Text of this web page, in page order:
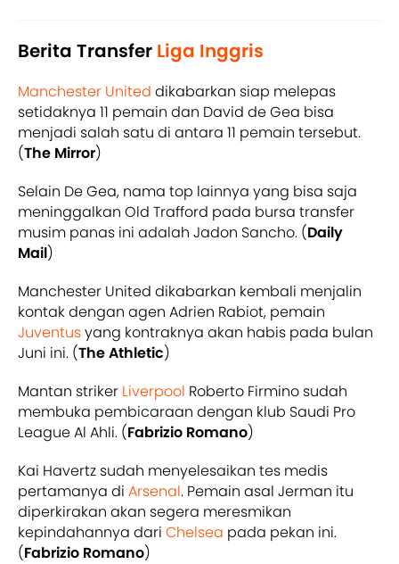
Berita Transfer Liga Inggris
Manchester United dikabarkan siap melepas
setidaknya 11 pemain dan David de Gea bisa
menjadi salah satu di antara 11 pemain tersebut.
(The Mirror)
Selain De Gea, nama top lainnya yang bisa saja
meninggalkan Old Trafford pada bursa transfer
musim panas ini adalah Jadon Sancho. (Daily
Mail)
Manchester United dikabarkan kembali menjalin
kontak dengan agen Adrien Rabiot, pemain
Juventusyang kontraknya akan habis pada bulan
Juni ini. (The Athletic)
Mantan striker Liverpool Roberto Firmino sudah
membuka pembicaraan dengan klub Saudi Pro
League Al Ahli. (Fabrizio Romano)
Kai Havertz sudah menyelesaikan tes medis
pertamanya di Arsenal. Pemain asal Jerman itu
diperkirakan akan segera meresmikan
kepindahannya dari Chelsea pada pekan ini.
(Fabrizio Romano)